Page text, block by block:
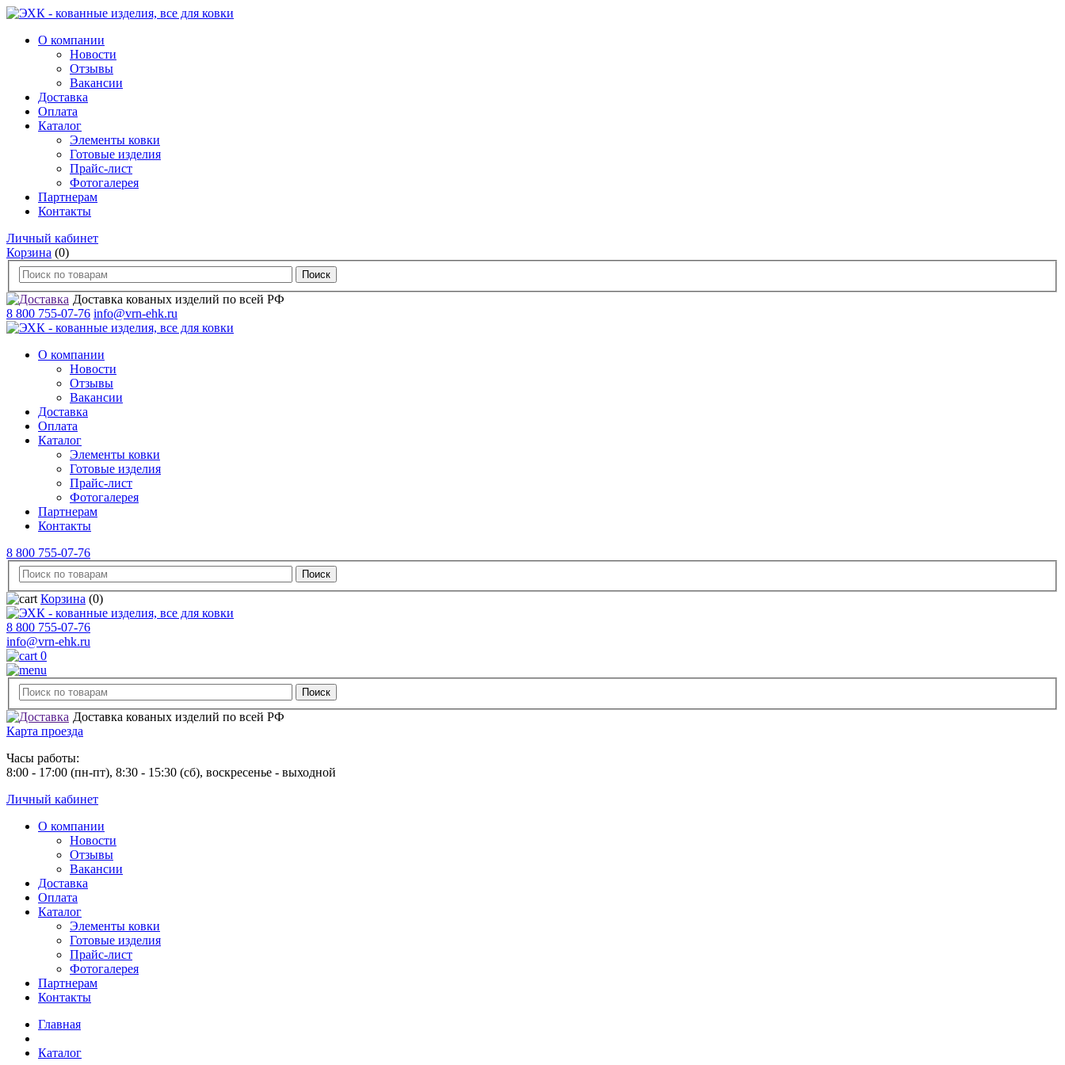
О компании
Новости
Отзывы
Вакансии
Доставка
Оплата
Каталог
Элементы ковки
Готовые изделия
Прайс-лист
Фотогалерея
Партнерам
Контакты
Личный кабинет
Корзина (0)
Доставка кованых изделий по всей РФ
8 800 755-07-76 info@vrn-ehk.ru
О компании
Новости
Отзывы
Вакансии
Доставка
Оплата
Каталог
Элементы ковки
Готовые изделия
Прайс-лист
Фотогалерея
Партнерам
Контакты
8 800 755-07-76
Корзина (0)
8 800 755-07-76
info@vrn-ehk.ru
0
Доставка кованых изделий по всей РФ
Карта проезда
Часы работы:
8:00 - 17:00 (пн-пт), 8:30 - 15:30 (сб), воскресенье - выходной
Личный кабинет
О компании
Новости
Отзывы
Вакансии
Доставка
Оплата
Каталог
Элементы ковки
Готовые изделия
Прайс-лист
Фотогалерея
Партнерам
Контакты
Главная
Каталог